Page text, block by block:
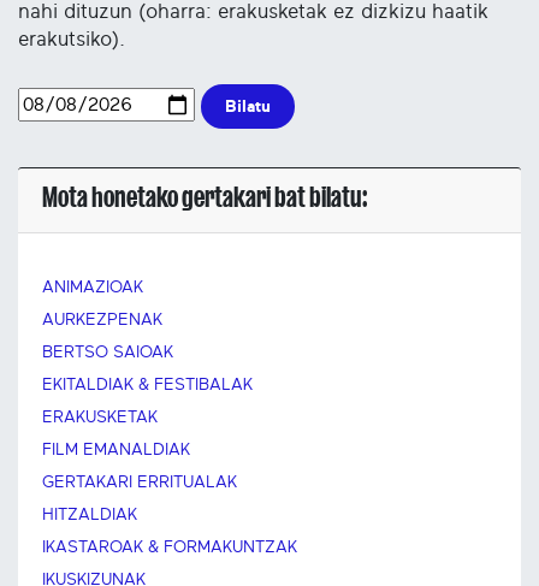
nahi dituzun (oharra: erakusketak ez dizkizu haatik
erakutsiko).
Bilatu
Mota honetako gertakari bat bilatu:
ANIMAZIOAK
AURKEZPENAK
BERTSO SAIOAK
EKITALDIAK & FESTIBALAK
ERAKUSKETAK
FILM EMANALDIAK
GERTAKARI ERRITUALAK
HITZALDIAK
IKASTAROAK & FORMAKUNTZAK
IKUSKIZUNAK